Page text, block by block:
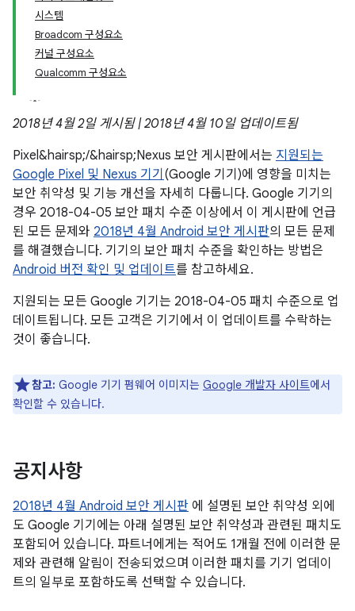
시스템
Broadcom 구성요소
커널 구성요소
Qualcomm 구성요소
2018년 4월 2일 게시됨 | 2018년 4월 10일 업데이트됨
Pixel&hairsp;/&hairsp;Nexus 보안 게시판에서는 지원되는
Google Pixel 및 Nexus 기기 (Google 기기)에 영향을 미치는
보안 취약성 및 기능 개선을 자세히 다룹니다. Google 기기의
경우 2018-04-05 보안 패치 수준 이상에서 이 게시판에 언급
된 모든 문제와 2018년 4월 Android 보안 게시판의 모든 문제
를 해결했습니다. 기기의 보안 패치 수준을 확인하는 방법은
Android 버전 확인 및 업데이트를 참고하세요.
지원되는 모든 Google 기기는 2018-04-05 패치 수준으로 업
데이트됩니다. 모든 고객은 기기에서 이 업데이트를 수락하는
것이 좋습니다.
참고: Google 기기 펌웨어 이미지는 Google 개발자 사이트에서
확인할 수 있습니다.
공지사항
2018년 4월 Android 보안 게시판 에 설명된 보안 취약성 외에
도 Google 기기에는 아래 설명된 보안 취약성과 관련된 패치도
포함되어 있습니다. 파트너에게는 적어도 1개월 전에 이러한 문
제와 관련해 알림이 전송되었으며 이러한 패치를 기기 업데이
트의 일부로 포함하도록 선택할 수 있습니다.